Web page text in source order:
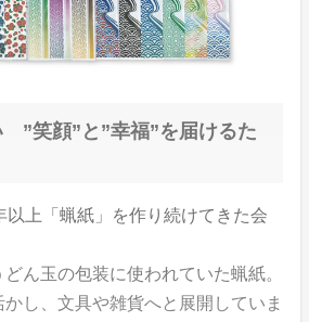
”笑顔”と”幸福”を届けるた
以上「蝋紙」を作り続けてきた会
ん玉の包装に使われていた蝋紙。
し、文具や雑貨へと展開していま